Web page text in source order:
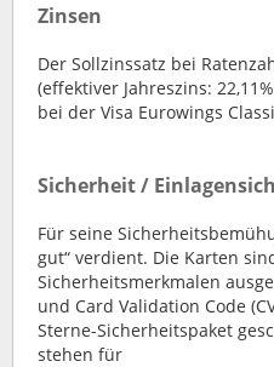
Zinsen
Der Sollzinssatz bei
(effektiver Jahreszins:
bei der Visa Eurowings
Sicherheit /
Für seine
gut“ verdient. Die Karten
Sicherheitsmerkmalen
und Card Validation Code
Sterne-Sicherheitspaket
stehen für